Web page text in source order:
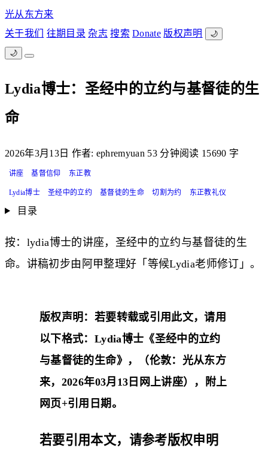
光从东方来
关于我们
往期目录 杂志 搜索 Donate 版权声明 🌙
🌙
Lydia博士：圣经中的立约与基督徒的生
命
2026年3月13日 作者: ephremyuan 53 分钟阅读 15690 字
讲座 基督信仰 东正教
Lydia博士 圣经中的立约 基督徒的生命 切割为约 东正教礼仪
目录
按：lydia博士的讲座，圣经中的立约与基督徒的生
命。讲稿初步由阿甲整理好「等候Lydia老师修订」。
版权声明：若要转载或引用此文，请用
以下格式：Lydia博士《圣经中的立约
与基督徒的生命》，（伦敦：光从东方
来，2026年03月13日网上讲座），附上
网页+引用日期。
若要引用本文，请参考版权申明